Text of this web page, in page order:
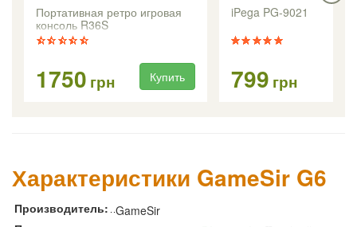
Портативная ретро игровая
консоль R36S
1750 грн Купить
iPega PG-9021
799 грн
Характеристики GameSir G6
Производитель: GameSir